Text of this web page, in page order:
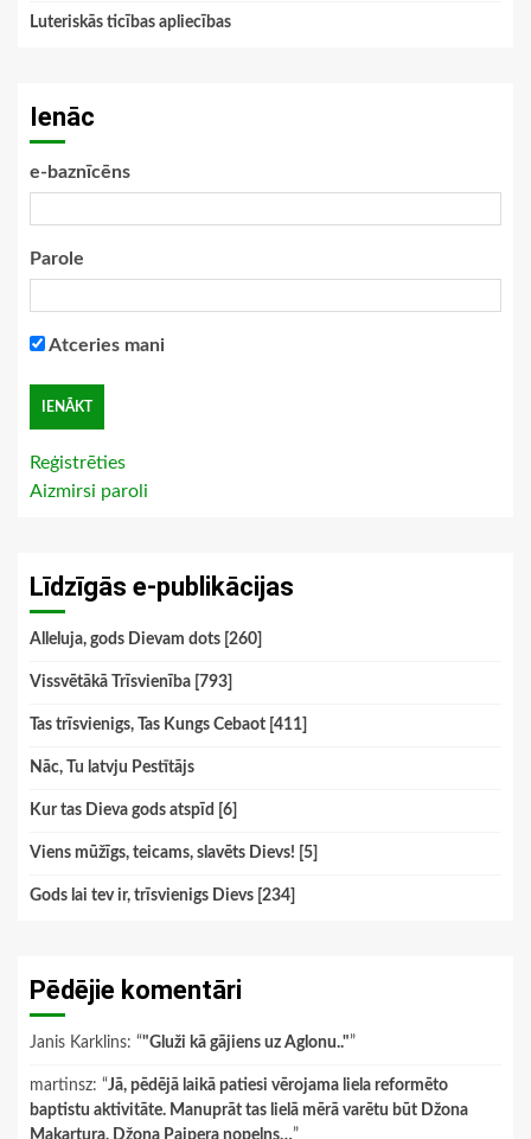
Luteriskās ticības apliecības
Ienāc
e-baznīcēns
Parole
Atceries mani
Reģistrēties
Aizmirsi paroli
Līdzīgās e-publikācijas
Alleluja, gods Dievam dots [260]
Vissvētākā Trīsvienība [793]
Tas trīsvienigs, Tas Kungs Cebaot [411]
Nāc, Tu latvju Pestītājs
Kur tas Dieva gods atspīd [6]
Viens mūžīgs, teicams, slavēts Dievs! [5]
Gods lai tev ir, trīsvienigs Dievs [234]
Pēdējie komentāri
Janis Karklins: “"Gluži kā gājiens uz Aglonu.."”
martinsz: “Jā, pēdējā laikā patiesi vērojama liela reformēto
baptistu aktivitāte. Manuprāt tas lielā mērā varētu būt Džona